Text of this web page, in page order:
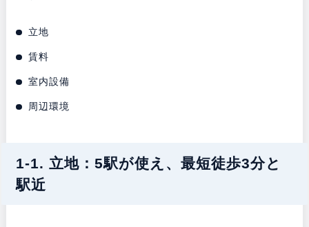
立地
賃料
室内設備
周辺環境
1-1. 立地：5駅が使え、最短徒歩3分と
駅近